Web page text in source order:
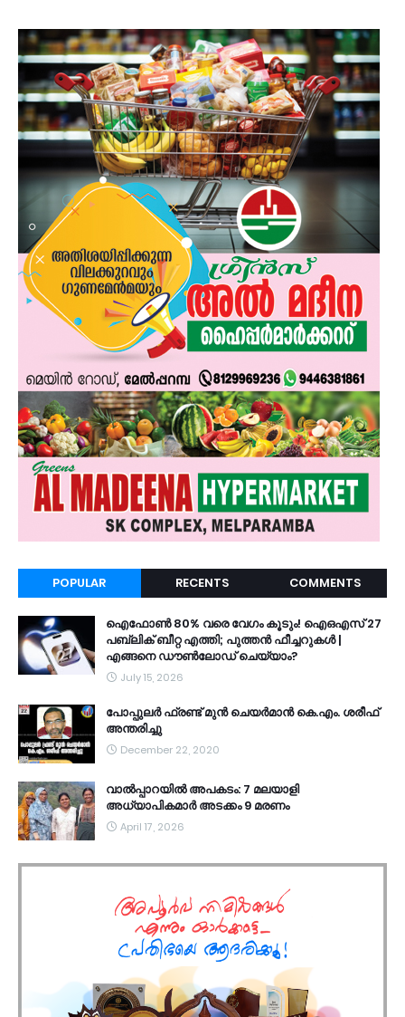
POPULAR RECENTS COMMENTS
ഐഫോൺ 80% വരെ വേഗം കൂടും! ഐഒഎസ് 27
പബ്ലിക് ബീറ്റ എത്തി; പുത്തൻ ഫീച്ചറുകൾ |
എങ്ങനെ ഡൗൺലോഡ് ചെയ്യാം?
July 15, 2026
പോപ്പുലർ ഫ്രണ്ട്​ മുൻ ചെയർമാൻ കെ.എം. ശരീഫ്​
അന്തരിച്ചു
December 22, 2020
വാൽപ്പാറയിൽ അപകടം: 7 മലയാളി
അധ്യാപികമാർ അടക്കം 9 മരണം
April 17, 2026